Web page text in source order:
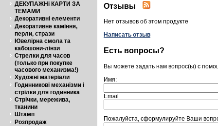
ДЕКУПАЖНі КАРТИ ЗА
ТЕМАМИ
Декоративні елементи
Декоративне каміння,
перли, стрази
Ювелірна смола та
кабошони-лінзи
Стрелки для часов
(только при покупке
часового механизма!)
Художні матеріали
Годинникові механізми і
стрілки для годинника
Стрічки, мережива,
тканини
Штамп
Розпродаж
Отзывы
Нет отзывов об этом продукте
Написать отзыв
Есть вопросы?
Вы можете задать нам вопрос(ы) с
Имя:
Email
Пожалуйста, сформулируйте Ваши